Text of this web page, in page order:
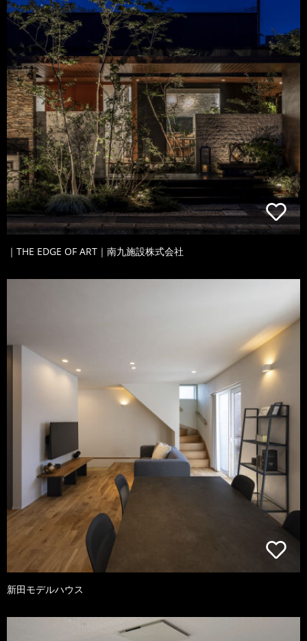
｜THE EDGE OF ART｜南九施設株式会社
新田モデルハウス